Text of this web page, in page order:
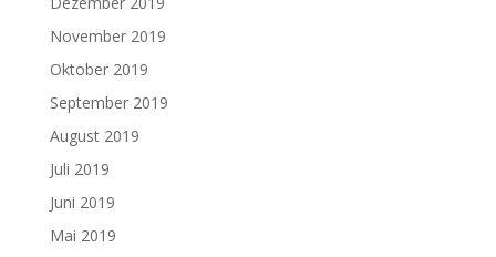
November 2019
Oktober 2019
September 2019
August 2019
Juli 2019
Juni 2019
Mai 2019